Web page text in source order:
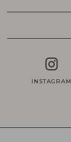
INSTAGRAM